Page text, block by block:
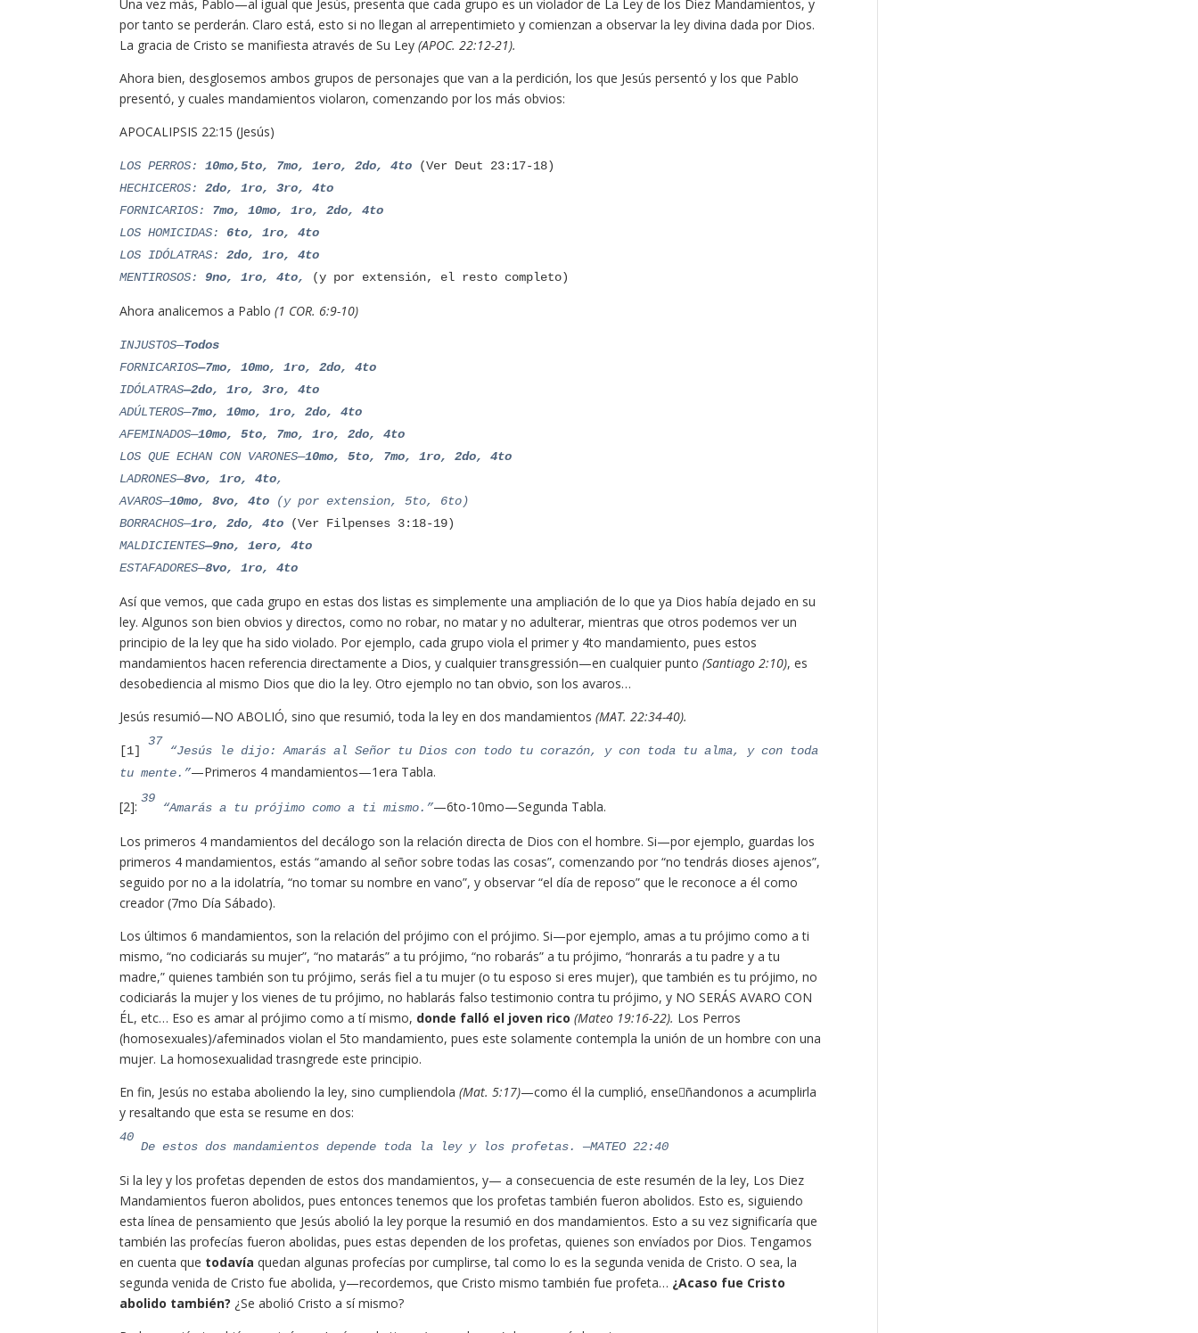
Una vez más, Pablo—al igual que Jesús, presenta que cada grupo es un violador de La Ley de los Diez Mandamientos, y
por tanto se perderán. Claro está, esto si no llegan al arrepentimieto y comienzan a observar la ley divina dada por Dios.
La gracia de Cristo se manifiesta através de Su Ley(APOC. 22:12-21).
Ahora bien, desglosemos ambos grupos de personajes que van a la perdición, los que Jesús persentó y los que Pablo
presentó, y cuales mandamientos violaron, comenzando por los más obvios:
APOCALIPSIS 22:15 (Jesús)
LOS PERROS:10mo,5to, 7mo, 1ero, 2do, 4to (Ver Deut 23:17-18)
HECHICEROS:2do, 1ro, 3ro, 4to
FORNICARIOS:
7mo, 10mo, 1ro, 2do, 4to
LOS HOMICIDAS: 6to, 1ro, 4to
LOS IDÓLATRAS:2do, 1ro, 4to
MENTIROSOS:9no, 1ro, 4to, (y por extensión, el resto completo)
Ahora analicemos a Pablo(1 COR. 6:9-10)
INJUSTOS—Todos
FORNICARIOS—7mo, 10mo, 1ro, 2do, 4to
IDÓLATRAS—2do, 1ro, 3ro, 4to
ADÚLTEROS—7mo, 10mo, 1ro, 2do, 4to
AFEMINADOS—10mo,5to, 7mo, 1ro, 2do, 4to
LOS QUE ECHAN CON VARONES—10mo,5to, 7mo, 1ro, 2do, 4to
LADRONES—8vo, 1ro, 4to,
AVAROS—10mo, 8vo, 4to (y por extension, 5to, 6to)
BORRACHOS—1ro, 2do, 4to (Ver Filpenses 3:18-19)
MALDICIENTES—9no, 1ero, 4to
ESTAFADORES—8vo, 1ro, 4to
Así que vemos, que cada grupo en estas dos listas es simplemente una ampliación de lo que ya Dios había dejado en su
ley. Algunos son bien obvios y directos, como no robar, no matar y no adulterar, mientras que otros podemos ver un
principio de la ley que ha sido violado. Por ejemplo, cada grupo viola el primer y 4to mandamiento, pues estos
mandamientos hacen referencia directamente a Dios, y cualquier transgressión—en cualquier punto(Santiago 2:10), es
desobediencia al mismo Dios que dio la ley.Otro ejemplo no tan obvio, son los avaros…
Jesús resumió—NO ABOLIÓ, sino que resumió, toda la ley en dos mandamientos (MAT. 22:34-40).
[1]
37
“Jesús le dijo: Amarás al Señor tu Dios con todo tu corazón, y con toda tu alma, y con toda
tu mente.”—Primeros 4 mandamientos—1era Tabla.
[2]:
39
“Amarás a tu prójimo como a ti mismo.”—6to-10mo—Segunda Tabla.
Los primeros 4 mandamientos del decálogo son la relación directa de Dios con el hombre. Si—por ejemplo, guardas los
primeros 4 mandamientos, estás “amando al señor sobre todas las cosas”, comenzando por “no tendrás dioses ajenos”,
seguido por no a la idolatría, “no tomar su nombre en vano”, y observar “el día de reposo” que le reconoce a él como
creador (7mo Día Sábado).
Los últimos 6 mandamientos, son la relación del prójimo con el prójimo. Si—por ejemplo, amas a tu prójimo como a ti
mismo, “no codiciarás su mujer”, “no matarás” a tu prójimo, “no robarás” a tu prójimo, “honrarás a tu padre y a tu
madre,” quienes también son tu prójimo, serás fiel a tu mujer (o tu esposo si eres mujer), que también es tu prójimo, no
codiciarás la mujer y los vienes de tu prójimo, no hablarás falso testimonio contra tu prójimo, y NO SERÁS AVARO CON
ÉL, etc… Eso es amar al prójimo como a tí mismo, donde falló el joven rico (Mateo 19:16-22). Los Perros
(homosexuales)/afeminados violan el 5to mandamiento, pues este solamente contempla la unión de un hombre con una
mujer. La homosexualidad trasngrede este principio.
En fin, Jesús no estaba aboliendo la ley, sino cumpliendola(Mat. 5:17)—como él la cumplió, enseَñandonos a acumplirla
y resaltando que esta se resume en dos:
40
De estos dos mandamientos depende toda la ley y los profetas. —MATEO 22:40
Si la ley y los profetas dependen de estos dos mandamientos, y— a consecuencia de este resumén de la ley, Los Diez
Mandamientos fueron abolidos, pues entonces tenemos que los profetas también fueron abolidos. Esto es, siguiendo
esta línea de pensamiento que Jesús abolió la ley porque la resumió en dos mandamientos. Esto a su vez significaría que
también las profecías fueron abolidas, pues estas dependen de los profetas, quienes son envíados por Dios. Tengamos
en cuenta que todavía quedan algunas profecías por cumplirse, tal como lo es la segunda venida de Cristo. O sea, la
segunda venida de Cristo fue abolida, y—recordemos, que Cristo mismo también fue profeta… ¿Acaso fue Cristo
abolido también? ¿Se abolió Cristo a sí mismo?